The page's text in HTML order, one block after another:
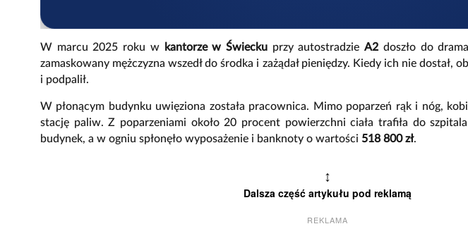
W marcu 2025 roku w kantorze w Świeckuprzy autostradzieA2 doszło do
zamaskowany mężczyzna wszedł do środka i zażądał pieniędzy. Kiedy ich nie dostał,
i podpalił.
W płonącym budynku uwięziona została pracownica. Mimo poparzeń rąk i nóg,
stację paliw. Z poparzeniami około 20 procent powierzchni ciała trafiła do
budynek, a w ogniu spłonęło wyposażenie i banknoty o wartości 518 800 zł.
↕
Dalsza część artykułu pod reklamą
REKLAMA